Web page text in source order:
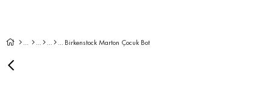
Birkenstock Marton Çocuk Bot